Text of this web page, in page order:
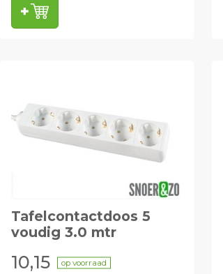
Tafelcontactdoos 5
voudig 3.0 mtr
10,15 op voorraad